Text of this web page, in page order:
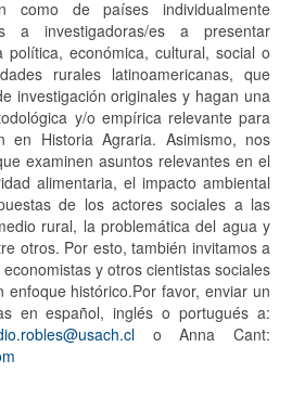
como de países individualmente
a investigadoras/es a presentar
económica, cultural, social o
rurales latinoamericanas, que
investigación originales y hagan una
y/o empírica relevante para
en Historia Agraria. Asimismo, nos
examinen asuntos relevantes en el
alimentaria, el impacto ambiental
de los actores sociales a las
rural, la problemática del agua y
otros. Por esto, también invitamos a
y otros cientistas sociales
histórico.Por favor, enviar un
en español, inglés o portugués a:
o Anna Cant: